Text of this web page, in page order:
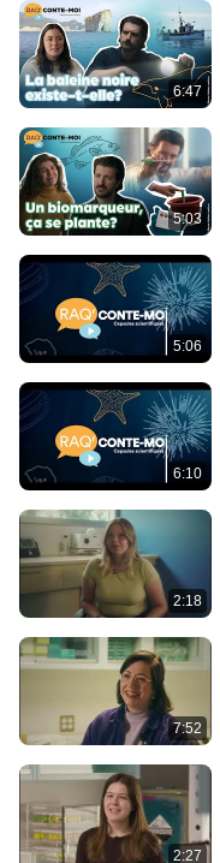
6:47
5:03
5:06
6:10
2:18
7:52
2:27